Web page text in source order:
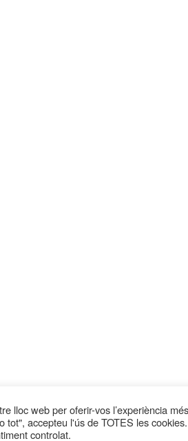
lloc web per oferir-vos l’experiència
tot", accepteu l'ús de TOTES les
controlat.